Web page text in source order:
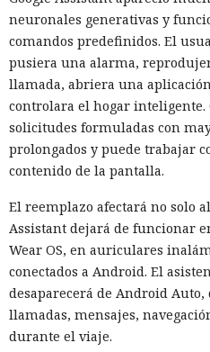
neuronales generativas y
comandos predefinidos. El
pusiera una alarma,
llamada, abriera una
controlara el hogar
solicitudes formuladas con
prolongados y puede trabajar
contenido de la pantalla.
El reemplazo afectará no solo
Assistant dejará de funcionar
Wear OS, en auriculares
conectados a Android. El
desaparecerá de Android
llamadas, mensajes,
durante el viaje.